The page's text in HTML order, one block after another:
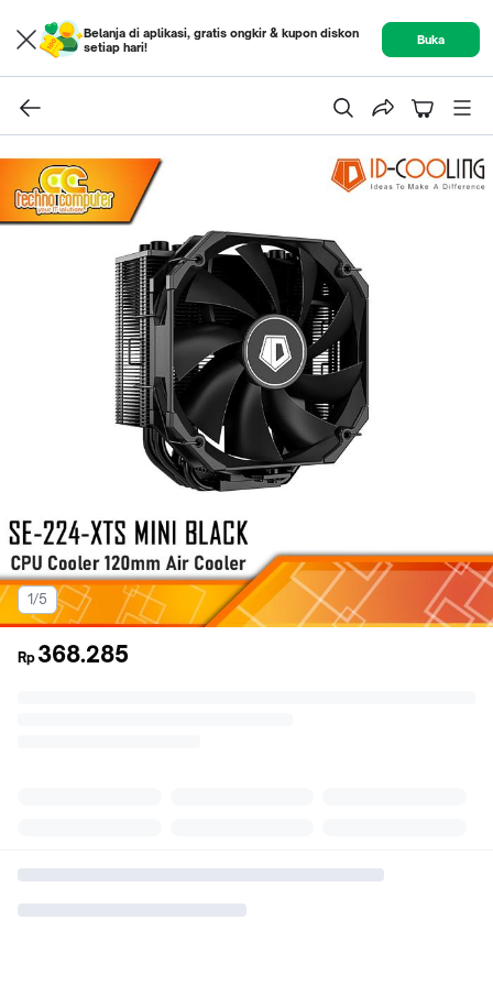
Belanja di aplikasi, gratis ongkir & kupon diskon
setiap hari!
Buka
1/5
Rp 368.285